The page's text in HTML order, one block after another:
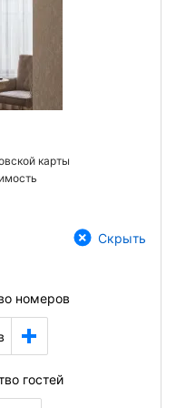
карты
Скрыть
номеров
гостей